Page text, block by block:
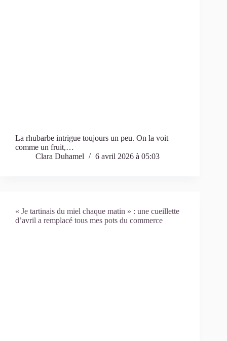
La rhubarbe intrigue toujours un peu. On la voit
comme un fruit,…
Clara Duhamel
6 avril 2026 à 05:03
« Je tartinais du miel chaque matin » : une cueillette
d’avril a remplacé tous mes pots du commerce